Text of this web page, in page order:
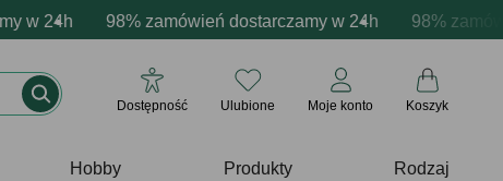
24h 98% zamówień dostarczamy w 24h 98%
produktów Profesjonalna i darmowa personalizacja
emocje - zawsze udane prezenty Prezentujemy
Dostępność Ulubione Moje konto Koszyk
Hobby Produkty Rodzaj